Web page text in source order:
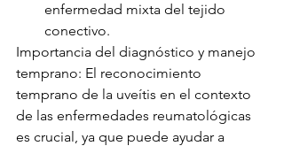
enfermedad mixta del tejido
conectivo.
Importancia del diagnóstico y manejo
temprano: El reconocimiento
temprano de la uveítis en el contexto
de las enfermedades reumatológicas
es crucial, ya que puede ayudar a